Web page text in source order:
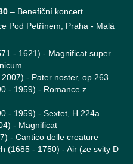
– Benefiční koncert
Pod Petřínem, Praha - Malá
- 1621) - Magnificat super
- Pater noster, op.263
- 1959) - Romance z
- 1959) - Sextet, H.224a
- Magnificat
- Cantico delle creature
(1685 - 1750) - Air (ze svity D